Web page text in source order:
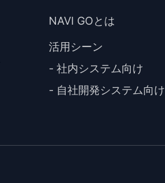
NAVI GOとは
活用シーン
- 社内システム向け
- 自社開発システム向け